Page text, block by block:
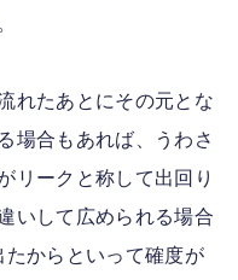
れたあとにその元とな
場合もあれば、うわさ
リークと称して出回り
いして広められる場合
たからといって確度が